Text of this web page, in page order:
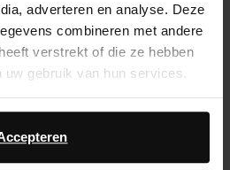
adverteren en analyse. Deze
combineren met andere
verstrekt of die ze hebben
gebruik van hun services.
met Google voor
Meer informatie over
gebruikt, vindt u op
strass bandje van Sacha
8 cm en een satin look.
de Pure Protect 300 ml.